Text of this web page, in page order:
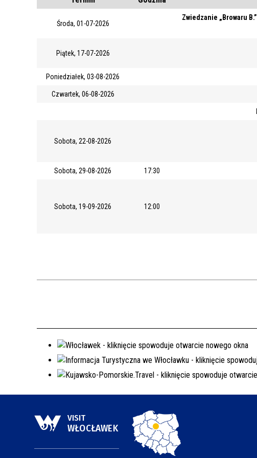
REJSY PO ZALEWIE WŁOCŁAWSKIM
SPACER SZLAKIEM MURALI
Środa, 01-07-2026
Zwiedzanie „Browaru
Piątek, 17-07-2026
Poniedziałek, 03-08-2026
Czwartek, 06-08-2026
Sobota, 22-08-2026
Sobota, 29-08-2026 17:30
Sobota, 19-09-2026 12:00
VISIT
WŁOCŁAWEK